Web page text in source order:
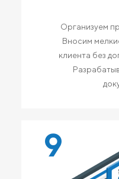
Организуем
Вносим
клиента без
9